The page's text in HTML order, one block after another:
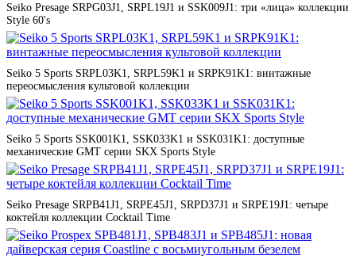
Seiko Presage SRPG03J1, SRPL19J1 и SSK009J1: три «лица» коллекции
Style 60's
Seiko 5 Sports SRPL03K1, SRPL59K1 и SRPK91K1: винтажные
переосмысления культовой коллекции
Seiko 5 Sports SSK001K1, SSK033K1 и SSK031K1: доступные
механические GMT серии SKX Sports Style
Seiko Presage SRPB41J1, SRPE45J1, SRPD37J1 и SRPE19J1: четыре
коктейля коллекции Cocktail Time